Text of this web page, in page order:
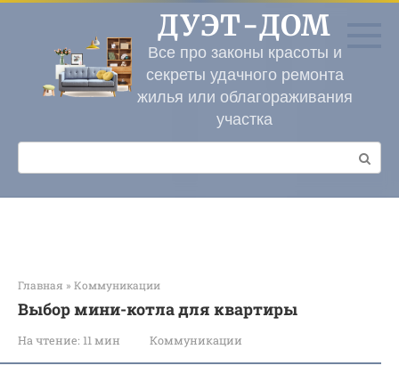
Перейти
контенту
ДУЭТ-ДОМ
Все про законы красоты и
секреты удачного ремонта
жилья или облагораживания
участка
Поиск:
Главная » Коммуникации
Выбор мини-котла для квартиры
На чтение: 11 мин Коммуникации